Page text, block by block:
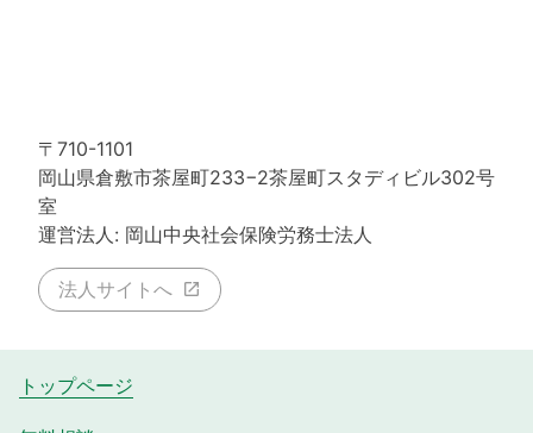
〒710-1101
岡山県倉敷市茶屋町233−2茶屋町スタディビル302号
室
運営法人: 岡山中央社会保険労務士法人
法人サイトへ
トップページ